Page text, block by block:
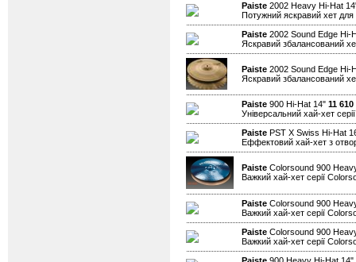
Paiste 2002 Heavy Hi-Hat
Потужний яскравий хет для
Paiste 2002 Sound Edge Hi-
Яскравий збалансований
Paiste 2002 Sound Edge Hi-
Яскравий збалансований
Paiste 900 Hi-Hat 14" 11 610
Універсальний хай-хет
Paiste PST X Swiss Hi-Hat
Еффектовий хай-хет з
Paiste Colorsound 900
Важкий хай-хет серії
Paiste Colorsound 900
Важкий хай-хет серії
Paiste Colorsound 900
Важкий хай-хет серії